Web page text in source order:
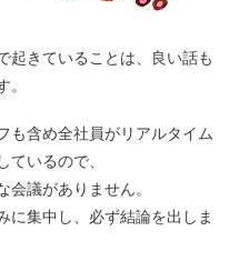
起きていることは、良い話も
も含め全社員がリアルタイム
ているので、
会議がありません。
に集中し、必ず結論を出しま